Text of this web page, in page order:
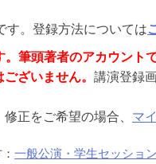
す。登録方法については
筆頭著者のアカウント
ざいません。 講演登録
正をご希望の場合、 マ
一般公演・学生セッショ